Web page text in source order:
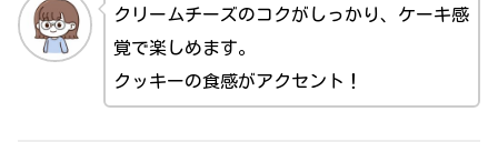
クリームチーズのコクがしっかり、ケーキ感
覚で楽しめます。
クッキーの食感がアクセント！